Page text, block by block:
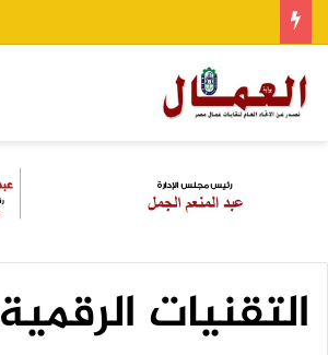
التقنيات الرقمية